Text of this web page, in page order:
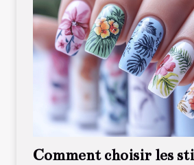
Comment choisir les